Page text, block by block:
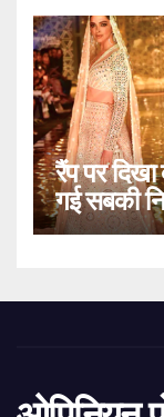
रैंप पर
गई सबकी